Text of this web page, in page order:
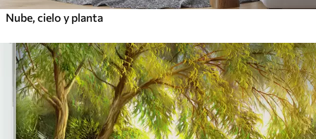
Nube, cielo y planta